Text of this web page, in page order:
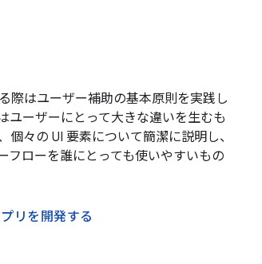
際はユーザー補助の基本原則を実践し
ユーザーにとって大きな違いを生むも
個々の UI 要素について簡潔に説明し、
フローを誰にとっても使いやすいもの
リを開発する